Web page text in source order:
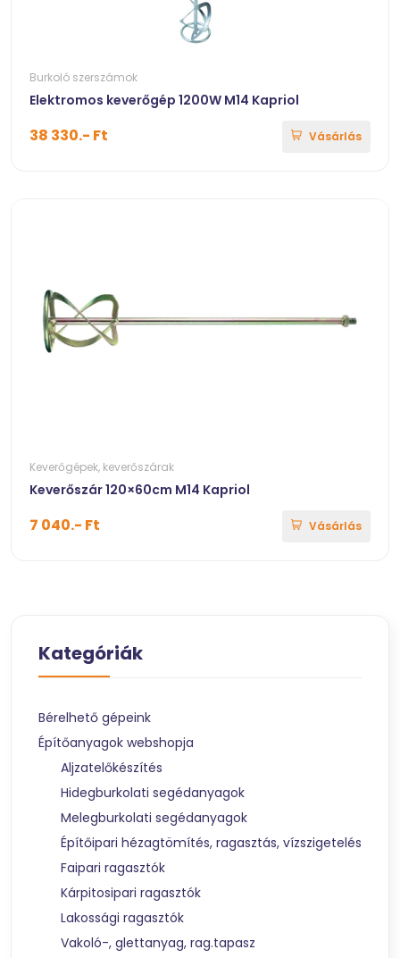
Burkoló szerszámok
Elektromos keverőgép 1200W M14 Kapriol
38 330.- Ft Vásárlás
Keverőgépek, keverőszárak
Keverőszár 120×60cm M14 Kapriol
7 040.- Ft Vásárlás
Kategóriák
Bérelhető gépeink
Építőanyagok webshopja
Aljzatelőkészítés
Hidegburkolati segédanyagok
Melegburkolati segédanyagok
Építőipari hézagtömítés, ragasztás, vízszigetelés
Faipari ragasztók
Kárpitosipari ragasztók
Lakossági ragasztók
Vakoló-, glettanyag, rag.tapasz